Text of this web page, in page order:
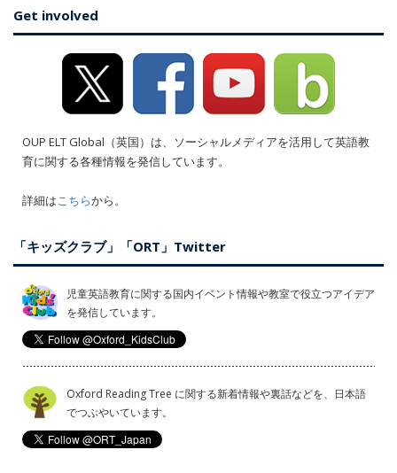
Get involved
OUP ELT Global（英国）は、ソーシャルメディアを活用して英語教
育に関する各種情報を発信しています。
詳細はこちらから。
「キッズクラブ」「ORT」Twitter
児童英語教育に関する国内イベント情報や教室で役立つアイデア
を発信しています。
Oxford Reading Tree に関する新着情報や裏話などを、日本語
でつぶやいています。